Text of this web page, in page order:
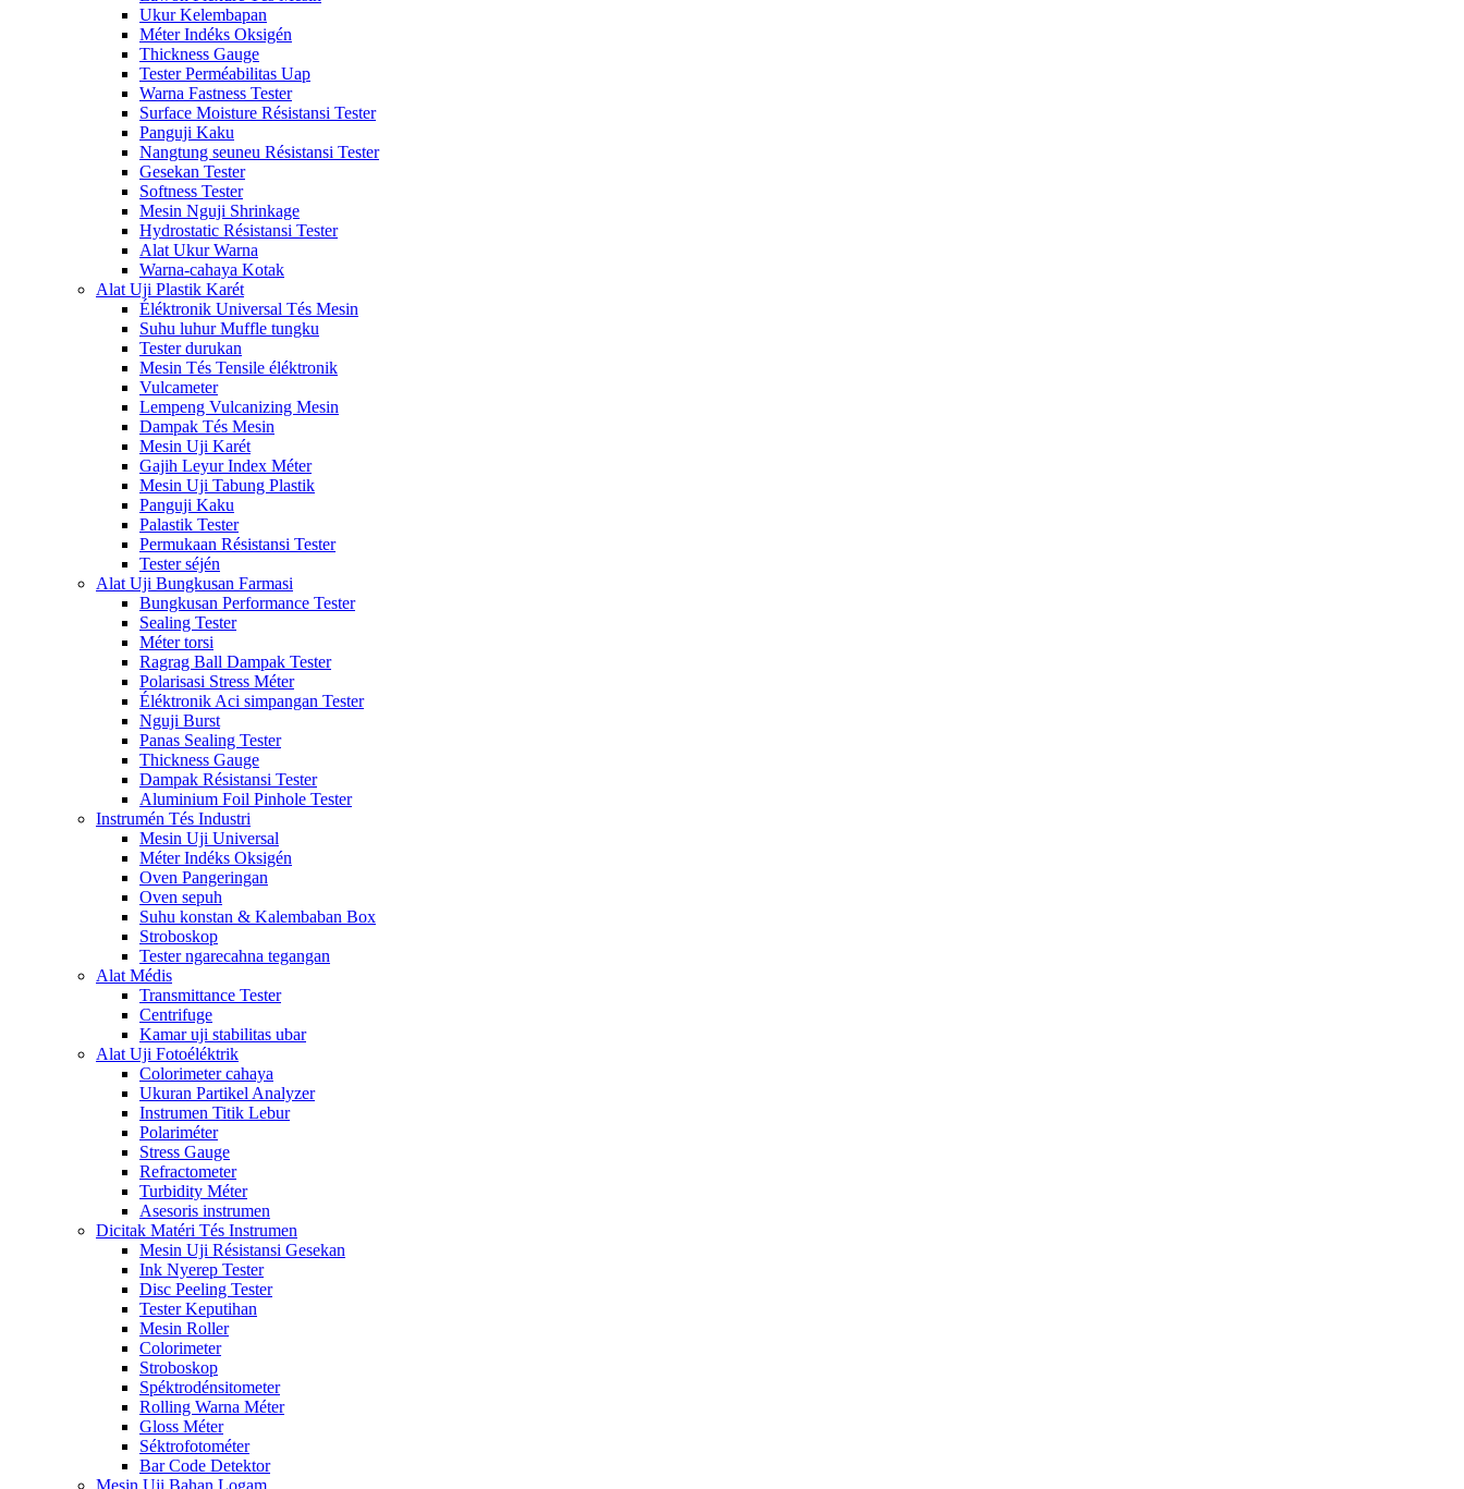
Ukur Kelembapan
Méter Indéks Oksigén
Thickness Gauge
Tester Perméabilitas Uap
Warna Fastness Tester
Surface Moisture Résistansi Tester
Panguji Kaku
Nangtung seuneu Résistansi Tester
Gesekan Tester
Softness Tester
Mesin Nguji Shrinkage
Hydrostatic Résistansi Tester
Alat Ukur Warna
Warna-cahaya Kotak
Alat Uji Plastik Karét
Éléktronik Universal Tés Mesin
Suhu luhur Muffle tungku
Tester durukan
Mesin Tés Tensile éléktronik
Vulcameter
Lempeng Vulcanizing Mesin
Dampak Tés Mesin
Mesin Uji Karét
Gajih Leyur Index Méter
Mesin Uji Tabung Plastik
Panguji Kaku
Palastik Tester
Permukaan Résistansi Tester
Tester séjén
Alat Uji Bungkusan Farmasi
Bungkusan Performance Tester
Sealing Tester
Méter torsi
Ragrag Ball Dampak Tester
Polarisasi Stress Méter
Éléktronik Aci simpangan Tester
Nguji Burst
Panas Sealing Tester
Thickness Gauge
Dampak Résistansi Tester
Aluminium Foil Pinhole Tester
Instrumén Tés Industri
Mesin Uji Universal
Méter Indéks Oksigén
Oven Pangeringan
Oven sepuh
Suhu konstan & Kalembaban Box
Stroboskop
Tester ngarecahna tegangan
Alat Médis
Transmittance Tester
Centrifuge
Kamar uji stabilitas ubar
Alat Uji Fotoéléktrik
Colorimeter cahaya
Ukuran Partikel Analyzer
Instrumen Titik Lebur
Polariméter
Stress Gauge
Refractometer
Turbidity Méter
Asesoris instrumen
Dicitak Matéri Tés Instrumen
Mesin Uji Résistansi Gesekan
Ink Nyerep Tester
Disc Peeling Tester
Tester Keputihan
Mesin Roller
Colorimeter
Stroboskop
Spéktrodénsitometer
Rolling Warna Méter
Gloss Méter
Séktrofotométer
Bar Code Detektor
Mesin Uji Bahan Logam